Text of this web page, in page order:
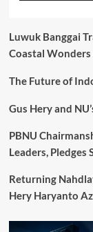
Luwuk Banggai
Coastal
The Future of
Gus Hery and
PBNU
Leaders, Pledges
Returning
Hery Haryanto